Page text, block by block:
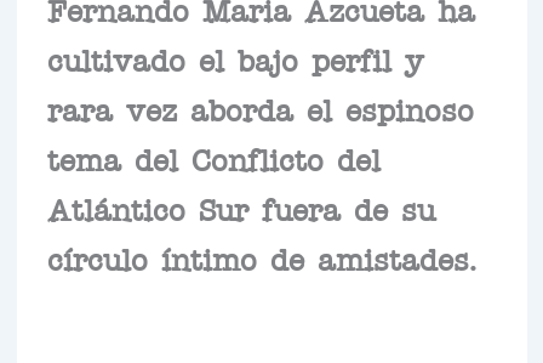
Fernando Maria Azcueta ha
cultivado el bajo perfil y
rara vez aborda el espinoso
tema del Conflicto del
Atlántico Sur fuera de su
círculo íntimo de amistades.